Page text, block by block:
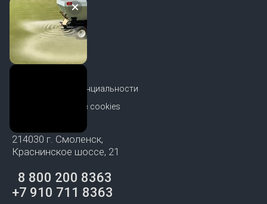
О Компании
Документы
Контакты
Политика конфиденциальности
Обработка файлов cookies
214030 г. Смоленск,
Краснинское шоссе, 21
8 800 200 8363
+7 910 711 8363